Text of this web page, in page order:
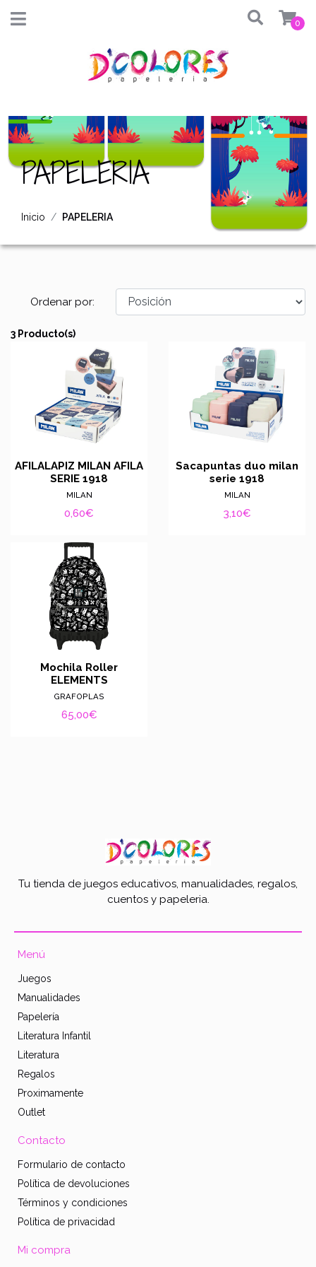
0
PAPELERIA
Inicio PAPELERIA
3 Producto(s)
Ordenar por:
AFILALAPIZ MILAN AFILA
SERIE 1918
MILAN
0,60€
Sacapuntas duo milan
serie 1918
MILAN
3,10€
Mochila Roller
ELEMENTS
GRAFOPLAS
65,00€
Tu tienda de juegos educativos, manualidades, regalos,
cuentos y papeleria.
Menú
Juegos
Manualidades
Papelería
Literatura Infantil
Literatura
Regalos
Proximamente
Outlet
Contacto
Formulario de contacto
Política de devoluciones
Términos y condiciones
Política de privacidad
Mi compra